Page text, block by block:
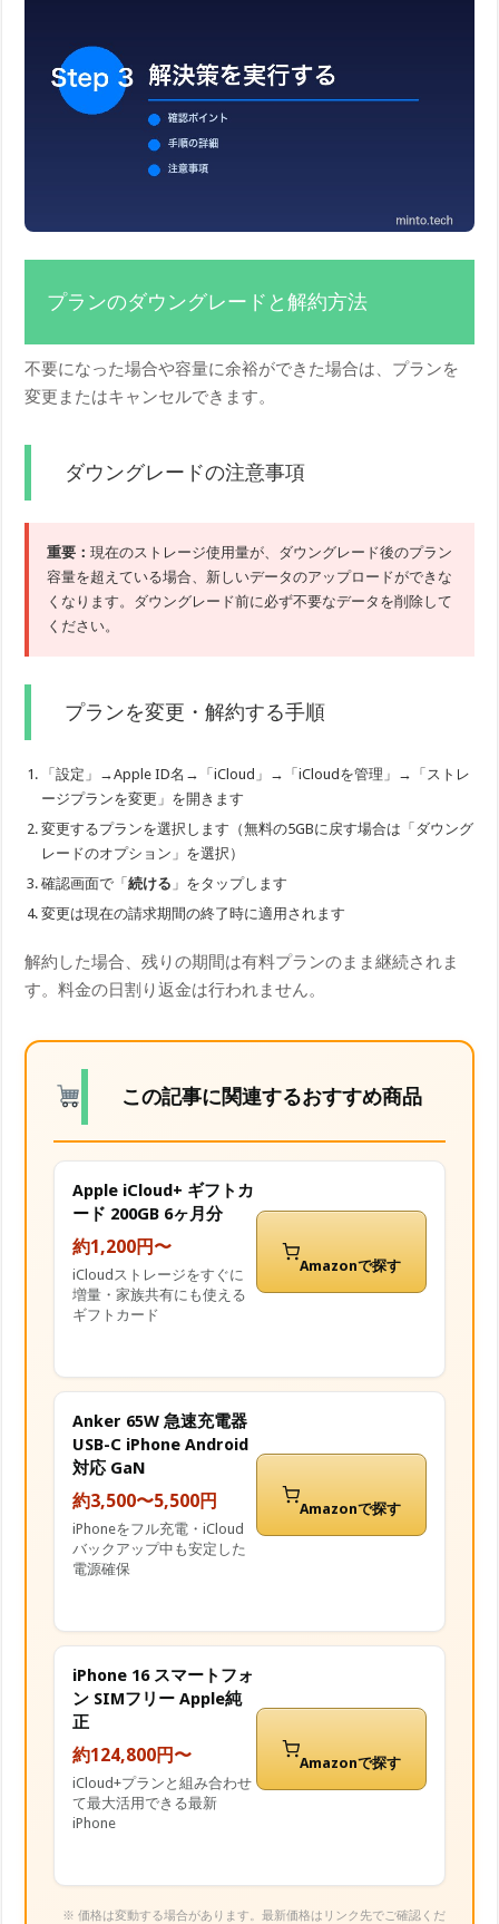
プランのダウングレードと解約方法
不要になった場合や容量に余裕ができた場合は、プランを
変更またはキャンセルできます。
ダウングレードの注意事項
重要：現在のストレージ使用量が、ダウングレード後のプラン
容量を超えている場合、新しいデータのアップロードができな
くなります。ダウングレード前に必ず不要なデータを削除して
ください。
プランを変更・解約する手順
「設定」→Apple ID名→「iCloud」→「iCloudを管理」→「ストレ
ージプランを変更」を開きます
変更するプランを選択します（無料の5GBに戻す場合は「ダウング
レードのオプション」を選択）
確認画面で「続ける 」をタップします
変更は現在の請求期間の終了時に適用されます
解約した場合、残りの期間は有料プランのまま継続されま
す。料金の日割り返金は行われません。
この記事に関連するおすすめ商品
Apple iCloud+ ギフトカ
ード 200GB 6ヶ月分
約1,200円〜
iCloudストレージをすぐに
増量・家族共有にも使える
ギフトカード
Amazonで探す
Anker 65W 急速充電器
USB-C iPhone Android
対応 GaN
約3,500〜5,500円
iPhoneをフル充電・iCloud
バックアップ中も安定した
電源確保
Amazonで探す
iPhone 16 スマートフォ
ン SIMフリー Apple純
正
約124,800円〜
iCloud+プランと組み合わせ
て最大活用できる最新
iPhone
Amazonで探す
※ 価格は変動する場合があります。最新価格はリンク先でご確認くだ